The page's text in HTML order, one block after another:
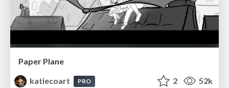
Paper Plane
katiecoart
PRO 2 52k